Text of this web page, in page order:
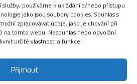
používáme k ukládání a/nebo přístupu
jako jsou soubory cookies. Souhlas s
zpracovávat údaje, jako je chování při
na tomto webu. Nesouhlas nebo odvolání
určité vlastnosti a funkce.
Přijmout